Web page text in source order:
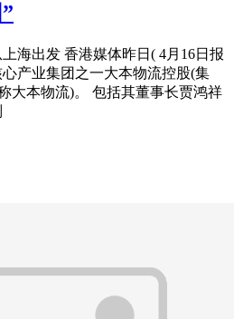
海出发 香港媒体昨日( 4月16日报
产业集团之一大本物流控股(集
大本物流)。 包括其董事长贾鸿祥